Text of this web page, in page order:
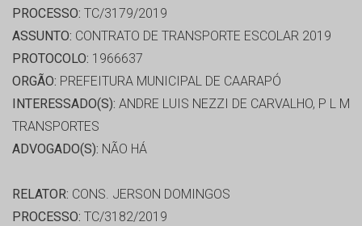
PROCESSO: TC/3179/2019
ASSUNTO: CONTRATO DE TRANSPORTE ESCOLAR 2019
PROTOCOLO: 1966637
ORGÃO: PREFEITURA MUNICIPAL DE CAARAPÓ
INTERESSADO(S): ANDRE LUIS NEZZI DE CARVALHO, P L M
TRANSPORTES
ADVOGADO(S): NÃO HÁ
RELATOR: CONS. JERSON DOMINGOS
PROCESSO: TC/3182/2019